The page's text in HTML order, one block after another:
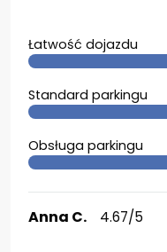
Łatwość dojazdu
Standard parkingu
Obsługa parkingu
Anna C. 4.67/5